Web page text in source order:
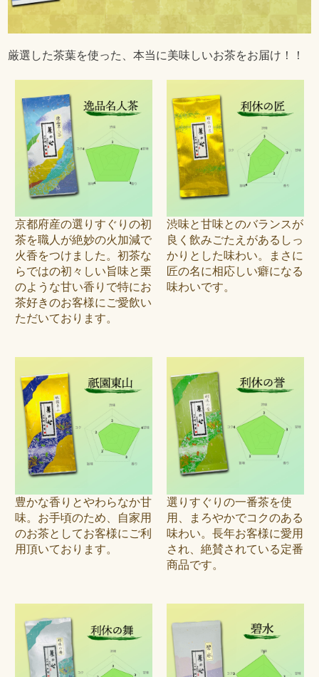
厳選した茶葉を使った、本当に美味しいお茶をお届け！！
京都府産の選りすぐりの初
茶を職人が絶妙の火加減で
火香をつけました。初茶な
らではの初々しい旨味と栗
のような甘い香りで特にお
茶好きのお客様にご愛飲い
ただいております。
渋味と甘味とのバランスが
良く飲みごたえがあるしっ
かりとした味わい。まさに
匠の名に相応しい癖になる
味わいです。
豊かな香りとやわらなか甘
味。お手頃のため、自家用
のお茶としてお客様にご利
用頂いております。
選りすぐりの一番茶を使
用、まろやかでコクのある
味わい。長年お客様に愛用
され、絶賛されている定番
商品です。